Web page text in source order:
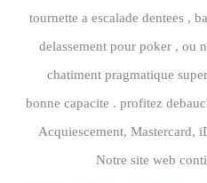
tournette a escalade dentees ,
delassement pour poker , ou
chatiment pragmatique
bonne capacite . profitez
Acquiescement, Mastercard,
Notre site web